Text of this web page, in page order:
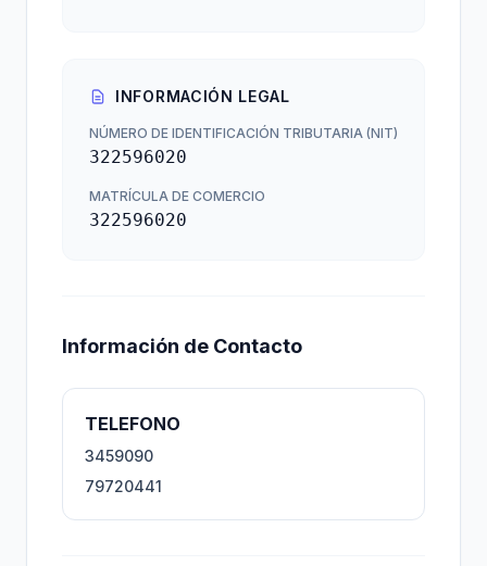
INFORMACIÓN LEGAL
NÚMERO DE IDENTIFICACIÓN TRIBUTARIA (NIT)
322596020
MATRÍCULA DE COMERCIO
322596020
Información de Contacto
TELEFONO
3459090
79720441